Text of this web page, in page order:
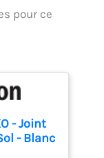
pour ce
- Joint
- Blanc